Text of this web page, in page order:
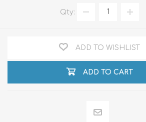
Qty:
ADD TO WISHLIST
ADD TO CART